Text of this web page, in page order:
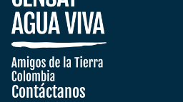
Contáctanos